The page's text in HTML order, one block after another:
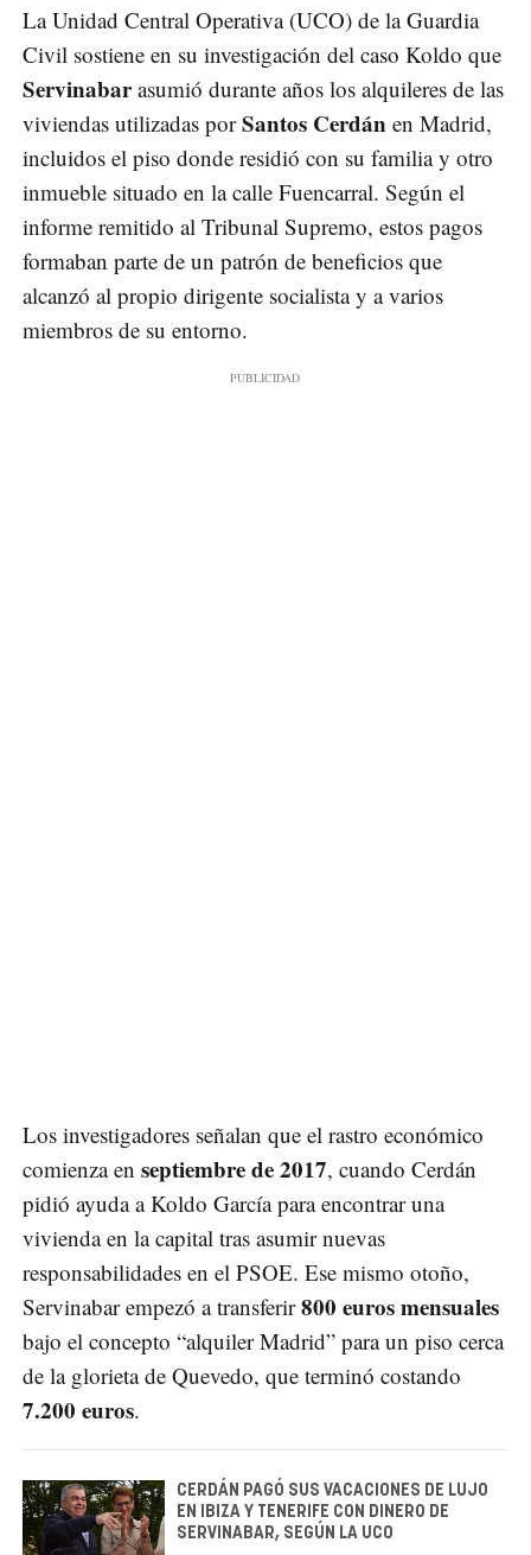
La Unidad Central Operativa (UCO) de la Guardia
Civil sostiene en su investigación del caso Koldo que
Servinabarasumió durante años los alquileres de las
viviendas utilizadas porSantos Cerdán en Madrid,
incluidos el piso donde residió con su familia y otro
inmueble situado en la calle Fuencarral. Según el
informe remitido al Tribunal Supremo, estos pagos
formaban parte de un patrón de beneficios que
alcanzó al propio dirigente socialista y a varios
miembros de su entorno.
Los investigadores señalan que el rastro económico
comienza en septiembre de 2017, cuando Cerdán
pidió ayuda a Koldo García para encontrar una
vivienda en la capital tras asumir nuevas
responsabilidades en el PSOE. Ese mismo otoño,
Servinabar empezó a transferir800 euros mensuales
bajo el concepto “alquiler Madrid” para un piso cerca
de la glorieta de Quevedo, que terminó costando
7.200 euros.
CERDÁN PAGÓ SUS VACACIONES DE LUJO
EN IBIZA Y TENERIFE CON DINERO DE
SERVINABAR, SEGÚN LA UCO